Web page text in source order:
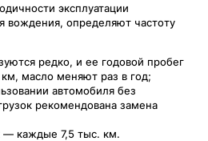
эксплуатации
вождения, определяют частоту
редко, и ее годовой пробег
масло меняют раз в год;
автомобиля без
рекомендована замена
— каждые 7,5 тыс. км.